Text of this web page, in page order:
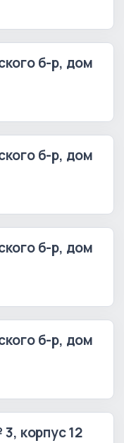
б-р, дом
б-р, дом
б-р, дом
б-р, дом
корпус 12